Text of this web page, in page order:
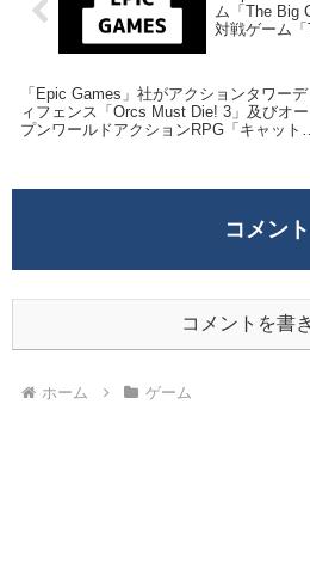
ム「The Big
対戦ゲーム
「Epic Games」社がアクションタワーデ
ィフェンス「Orcs Must Die! 3」及びオー
プンワールドアクションRPG「キャット
コメント
コメントを書
ホーム ゲーム